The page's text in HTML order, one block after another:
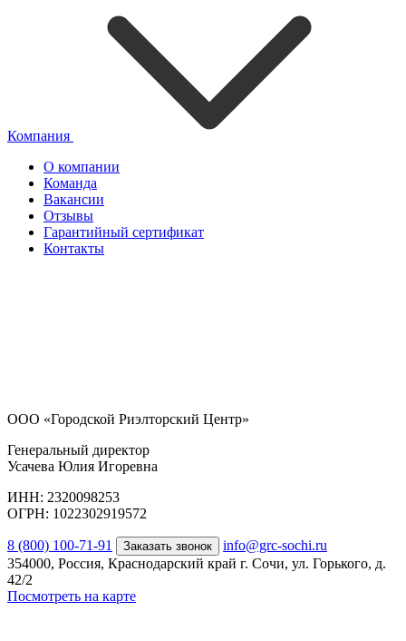
Компания
О компании
Команда
Вакансии
Отзывы
Гарантийный сертификат
Контакты
ООО «Городской Риэлторский Центр»
Генеральный директор
Усачева Юлия Игоревна
ИНН: 2320098253
ОГРН: 1022302919572
8 (800) 100-71-91 Заказать звонок
info@grc-sochi.ru
354000, Россия, Краснодарский край г. Сочи, ул. Горького, д.
42/2
Посмотреть на карте